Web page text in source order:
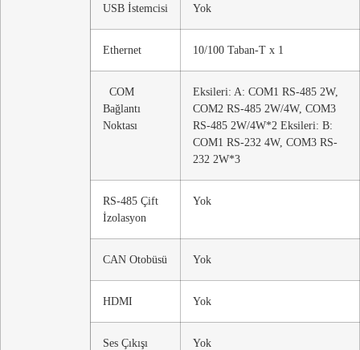
USB İstemcisi Yok
Ethernet 10/100 Taban-T x 1
COM
Bağlantı
Noktası
Eksileri: A: COM1 RS-485 2W,
COM2 RS-485 2W/4W, COM3
RS-485 2W/4W*2 Eksileri: B:
COM1 RS-232 4W, COM3 RS-
232 2W*3
RS-485 Çift
İzolasyon
Yok
CAN Otobüsü Yok
HDMI Yok
Ses Çıkışı Yok